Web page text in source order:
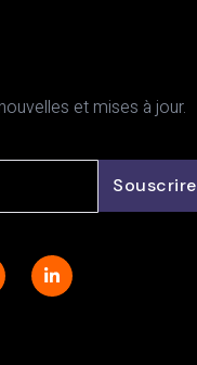
et mises à jour.
Souscrire